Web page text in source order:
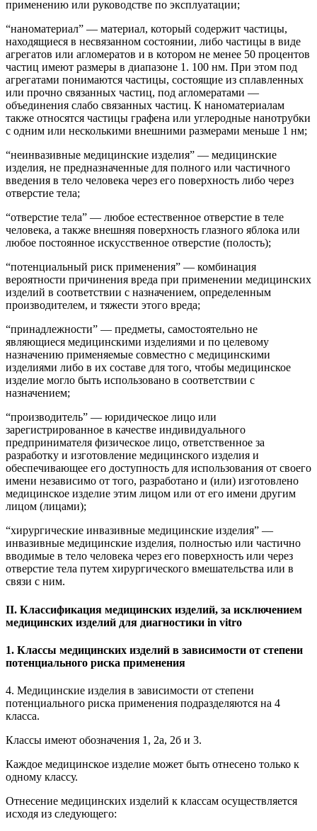
применению или руководстве по эксплуатации;
“наноматериал” — материал, который содержит частицы,
находящиеся в несвязанном состоянии, либо частицы в виде
агрегатов или агломератов и в котором не менее 50 процентов
частиц имеют размеры в диапазоне 1. 100 нм. При этом под
агрегатами понимаются частицы, состоящие из сплавленных
или прочно связанных частиц, под агломератами —
объединения слабо связанных частиц. К наноматериалам
также относятся частицы графена или углеродные нанотрубки
с одним или несколькими внешними размерами меньше 1 нм;
“неинвазивные медицинские изделия” — медицинские
изделия, не предназначенные для полного или частичного
введения в тело человека через его поверхность либо через
отверстие тела;
“отверстие тела” — любое естественное отверстие в теле
человека, а также внешняя поверхность глазного яблока или
любое постоянное искусственное отверстие (полость);
“потенциальный риск применения” — комбинация
вероятности причинения вреда при применении медицинских
изделий в соответствии с назначением, определенным
производителем, и тяжести этого вреда;
“принадлежности” — предметы, самостоятельно не
являющиеся медицинскими изделиями и по целевому
назначению применяемые совместно с медицинскими
изделиями либо в их составе для того, чтобы медицинское
изделие могло быть использовано в соответствии с
назначением;
“производитель” — юридическое лицо или
зарегистрированное в качестве индивидуального
предпринимателя физическое лицо, ответственное за
разработку и изготовление медицинского изделия и
обеспечивающее его доступность для использования от своего
имени независимо от того, разработано и (или) изготовлено
медицинское изделие этим лицом или от его имени другим
лицом (лицами);
“хирургические инвазивные медицинские изделия” —
инвазивные медицинские изделия, полностью или частично
вводимые в тело человека через его поверхность или через
отверстие тела путем хирургического вмешательства или в
связи с ним.
II. Классификация медицинских изделий, за исключением
медицинских изделий для диагностики in vitro
1. Классы медицинских изделий в зависимости от степени
потенциального риска применения
4. Медицинские изделия в зависимости от степени
потенциального риска применения подразделяются на 4
класса.
Классы имеют обозначения 1, 2а, 2б и 3.
Каждое медицинское изделие может быть отнесено только к
одному классу.
Отнесение медицинских изделий к классам осуществляется
исходя из следующего: